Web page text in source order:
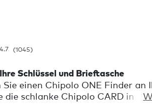
4.7 (1045)
Schlüssel und Brieftasche
einen Chipolo ONE Finder an
die schlanke Chipolo CARD in